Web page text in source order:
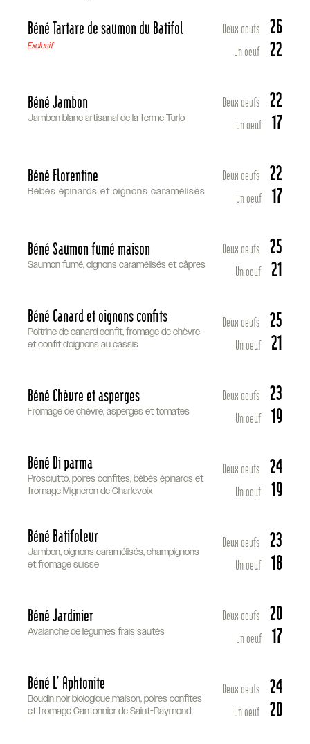
Béné Tartare de saumon du Batifol
Exclusif
Deux oeufs 26
Un oeuf 22
Béné Jambon
Jambon blanc artisanal de la ferme Turlo
Deux oeufs 22
Un oeuf 17
Béné Florentine
Bébés épinards et oignons caramélisés
Deux oeufs 22
Un oeuf 17
Béné Saumon fumé maison
Saumon fumé, oignons caramélisés et câpres
Deux oeufs 25
Un oeuf 21
Béné Canard et oignons confits
Poitrine de canard confit, fromage de chèvre
et confit d’oignons au cassis
Deux oeufs 25
Un oeuf 21
Béné Chèvre et asperges
Fromage de chèvre, asperges et tomates
Deux oeufs 23
Un oeuf 19
Béné Di parma
Prosciutto, poires confites, bébés épinards et
fromage Migneron de Charlevoix
Deux oeufs 24
Un oeuf 19
Béné Batifoleur
Jambon, oignons caramélisés, champignons
et fromage suisse
Deux oeufs 23
Un oeuf 18
Béné Jardinier
Avalanche de légumes frais sautés
Deux oeufs 20
Un oeuf 17
Béné L’ Aphtonite
Boudin noir biologique maison, poires confites
et fromage Cantonnier de Saint-Raymond
Deux oeufs 24
Un oeuf 20